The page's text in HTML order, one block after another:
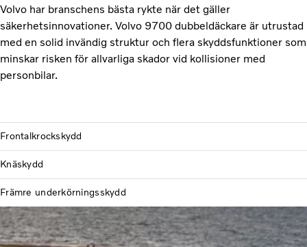
Volvo har branschens bästa rykte när det gäller
säkerhetsinnovationer. Volvo 9700 dubbeldäckare är utrustad
med en solid invändig struktur och flera skyddsfunktioner som
minskar risken för allvarliga skador vid kollisioner med
personbilar.
Frontalkrockskydd
Knäskydd
Främre underkörningsskydd